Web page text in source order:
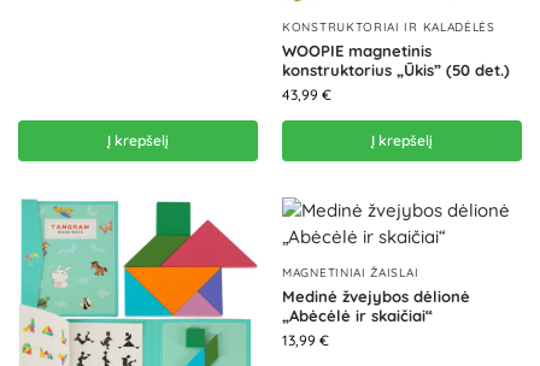
Į krepšelį
KONSTRUKTORIAI IR KALADĖLĖS
WOOPIE magnetinis
konstruktorius „Ūkis” (50 det.)
43,99 €
Į krepšelį
MAGNETINIAI ŽAISLAI
Medinė žvejybos dėlionė
„Abėcėlė ir skaičiai“
13,99 €